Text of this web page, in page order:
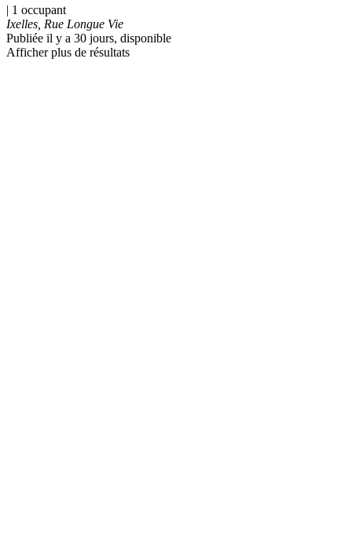
| 1 occupant
Ixelles, Rue Longue Vie
Publiée il y a 30 jours, disponible
Afficher plus de résultats